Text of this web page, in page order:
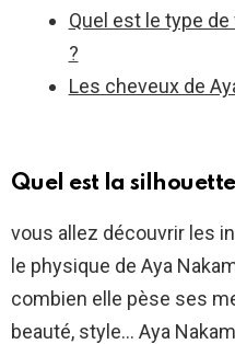
Quel est le type
?
Les cheveux de
Quel est la
vous allez découvrir les
le physique de Aya
combien elle pèse ses
beauté, style… Aya